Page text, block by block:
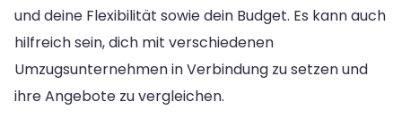
und deine Flexibilität sowie dein Budget. Es kann auch
hilfreich sein, dich mit verschiedenen
Umzugsunternehmen in Verbindung zu setzen und
ihre Angebote zu vergleichen.